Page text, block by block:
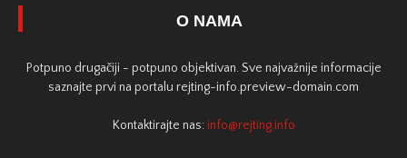
O NAMA
Potpuno drugačiji - potpuno objektivan. Sve najvažnije informacije
saznajte prvi na portalu rejting-info.preview-domain.com
Kontaktirajte nas: info@rejting.info